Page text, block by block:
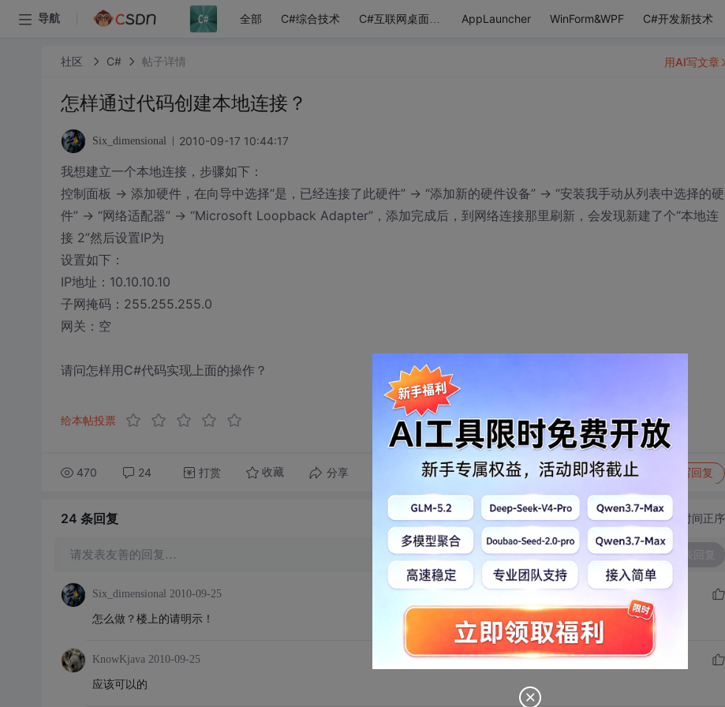
导航 全部 C#综合技术 C#互联网桌面应用 AppLauncher WinForm&WPF C#开发新技术
社区 C# 帖子详情
怎样通过代码创建本地连接？
Six_dimensional 2010-09-17 10:44:17
我想建立一个本地连接，步骤如下：
控制面板 -> 添加硬件，在向导中选择“是，已经连接了此硬件” -> “添加新的硬件设备” -> “安装我手动从列表中选择的硬
件” -> “网络适配器” -> “Microsoft Loopback Adapter”，添加完成后，到网络连接那里刷新，会发现新建了个“本地连
接 2”然后设置IP为
设置如下：
IP地址：10.10.10.10
子网掩码：255.255.255.0
网关：空
请问怎样用C#代码实现上面的操作？
给本帖投票
470 24 打赏 收藏 分享 转发到动态 举报 写回复
用AI写文章
24 条回复 切换为时间正序
请发表友善的回复… 发表回复
Six_dimensional 2010-09-25
怎么做？楼上的请明示！
KnowKjava 2010-09-25
应该可以的